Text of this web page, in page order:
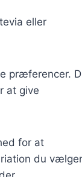
eller
præferencer.
at give
for at
du